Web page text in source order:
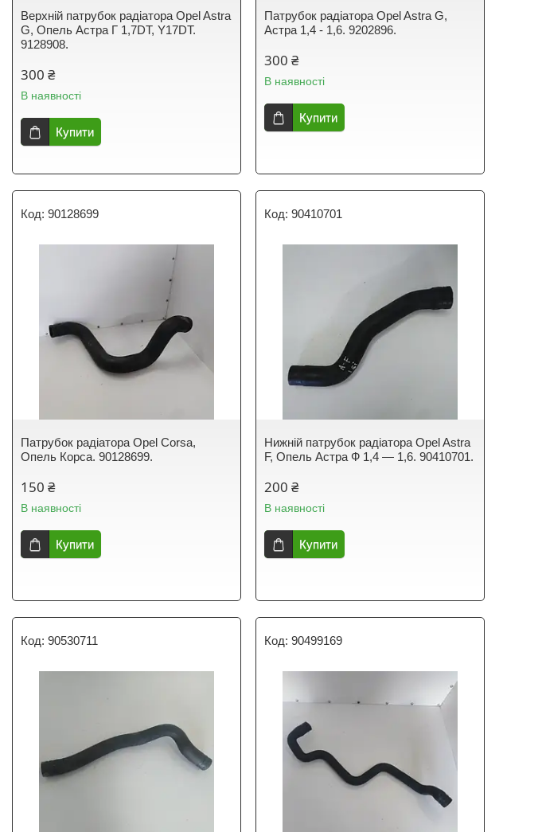
Верхній патрубок радіатора Opel Astra
G, Опель Астра Г 1,7DT, Y17DT.
9128908.
300 ₴
В наявності
Купити
Патрубок радіатора Opel Astra G,
Астра 1,4 - 1,6. 9202896.
300 ₴
В наявності
Купити
90128699
Патрубок радіатора Opel Corsa,
Опель Корса. 90128699.
150 ₴
В наявності
Купити
90410701
Нижній патрубок радіатора Opel Astra
F, Опель Астра Ф 1,4 — 1,6. 90410701.
200 ₴
В наявності
Купити
90530711 90499169